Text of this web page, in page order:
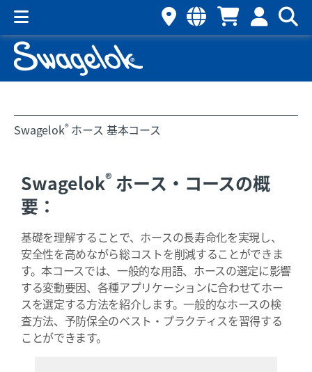
Swagelok®ホース 基本コース
Swagelok® ホース・コースの概
要：
基礎を理解することで、ホースの長寿命化を実現し、
安全性を高めながら総コストを削減することができま
す。本コースでは、一般的な用語、ホースの選定に影響
する変動要因、各種アプリケーションに合わせてホー
スを選定する方法を紹介します。一般的なホースの検
査方法、予防保全のベスト・プラクティスを習得する
ことができます。